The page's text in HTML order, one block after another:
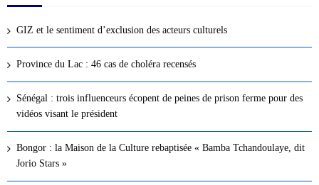
GIZ et le sentiment d’exclusion des acteurs culturels
Province du Lac : 46 cas de choléra recensés
Sénégal : trois influenceurs écopent de peines de prison ferme pour des
vidéos visant le président
Bongor : la Maison de la Culture rebaptisée « Bamba Tchandoulaye, dit
Jorio Stars »